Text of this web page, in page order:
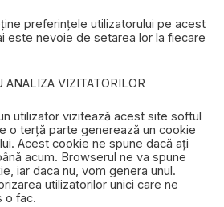
preferințele utilizatorului pe acest
este nevoie de setarea lor la fiecare
VIZITATORILOR
utilizator vizitează acest site softul
o terță parte generează un cookie
Acest cookie ne spune dacă ați
acum. Browserul ne va spune
iar daca nu, vom genera unul.
utilizatorilor unici care ne
o fac.